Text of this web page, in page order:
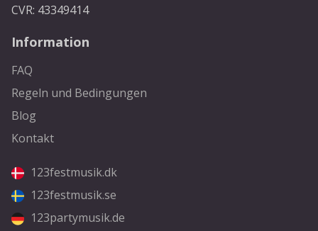
CVR: 43349414
Information
FAQ
Regeln und Bedingungen
Blog
Kontakt
123festmusik.dk
123festmusik.se
123partymusik.de